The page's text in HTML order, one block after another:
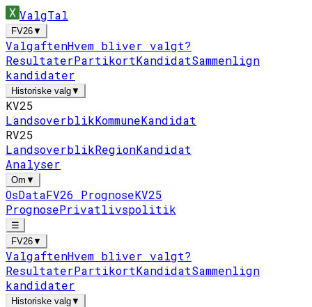
ValgTal
FV26▼
ValgaftenHvem bliver valgt?
ResultaterPartikortKandidatSammenlign
kandidater
Historiske valg▼
KV25
LandsoverblikKommuneKandidat
RV25
LandsoverblikRegionKandidat
Analyser
Om ▼
OsDataFV26 PrognoseKV25
PrognosePrivatlivspolitik
☰
FV26▼
ValgaftenHvem bliver valgt?
ResultaterPartikortKandidatSammenlign
kandidater
Historiske valg▼